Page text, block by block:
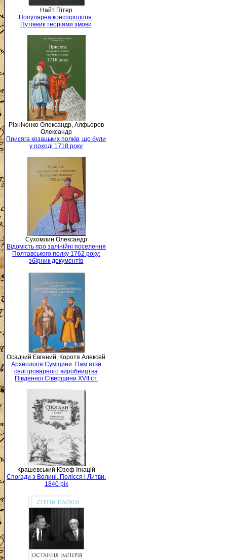
Найт Пітер
Популярна конспірологія.
Путівник теоріями змови
Різніченко Олександр, Алфьоров
Олександр
Присяга козацьких полків, що були
у поході 1718 року
Сухомлин Олександр
Відомість про залінійні поселення
Полтавського полку 1762 року:
збірник документів
Осадчий Евгений, Коротя Алексей
Археологія Сумщини. Пам’ятки
селітроварного виробництва
Південної Сіверщини XVII ст.
Крашевський Юзеф Ігнацій
Спогади з Волині, Полісся і Литви.
1840 рік